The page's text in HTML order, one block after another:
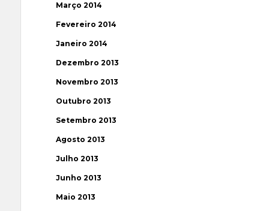
Março 2014
Fevereiro 2014
Janeiro 2014
Dezembro 2013
Novembro 2013
Outubro 2013
Setembro 2013
Agosto 2013
Julho 2013
Junho 2013
Maio 2013